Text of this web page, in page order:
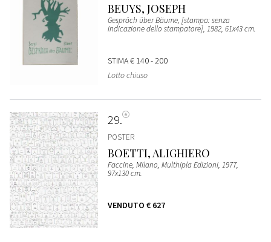
BEUYS, JOSEPH
Gespräch über Bäume, [stampa: senza
indicazione dello stampatore], 1982, 61x43 cm.
STIMA€ 140 - 200
Lotto chiuso
29
POSTER
BOETTI, ALIGHIERO
Faccine, Milano, Multhipla Edizioni, 1977,
97x130 cm.
VENDUTO € 627